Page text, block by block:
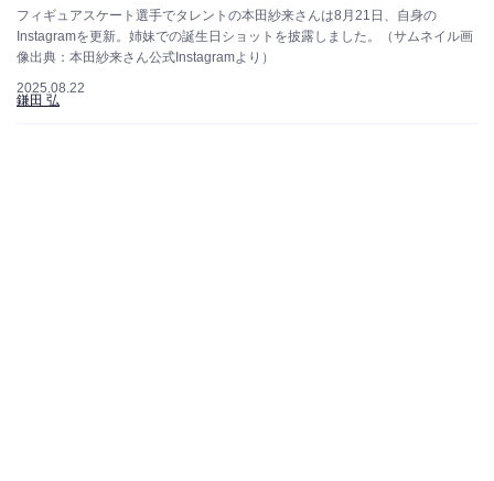
フィギュアスケート選手でタレントの本田紗来さんは8月21日、自身の
Instagramを更新。姉妹での誕生日ショットを披露しました。（サムネイル画
像出典：本田紗来さん公式Instagramより）
2025.08.22
鎌田 弘